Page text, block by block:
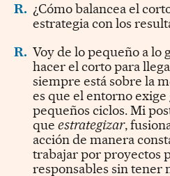
R. ¿Cómo balancea el
estrategia con los
R. Voy de lo pequeño a lo
hacer el corto para
siempre está sobre la
es que el entorno
pequeños ciclos. Mi
que estrategizar,
acción de manera
trabajar por proyectos
responsables sin tener